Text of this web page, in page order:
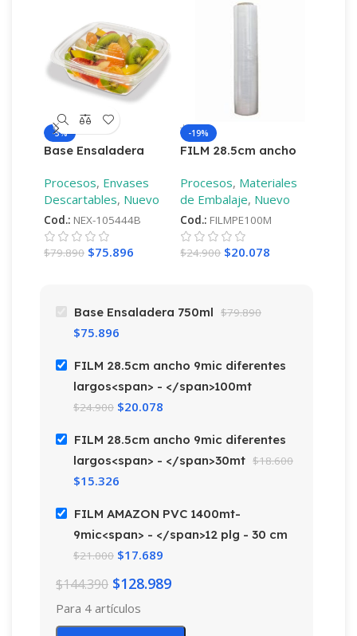
-5%
Base Ensaladera
Procesos, Envases
Descartables, Nuevo
Cod.: NEX-105444B
$79.890 $75.896
-19%
FILM 28.5cm ancho
largos–100mt
Procesos, Materiales
de Embalaje, Nuevo
Cod.: FILMPE100M
$24.900 $20.078
Base Ensaladera 750ml $79.890
$75.896
FILM 28.5cm ancho 9mic diferentes
largos<span> - </span>100mt
$24.900 $20.078
FILM 28.5cm ancho 9mic diferentes
largos<span> - </span>30mt $18.600
$15.326
FILM AMAZON PVC 1400mt-
9mic<span> - </span>12 plg - 30 cm
$21.000 $17.689
$144.390 $128.989
Para 4 artículos